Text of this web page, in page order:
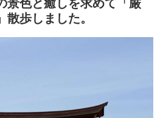
景色と癒しを求めて「厳
歩しました。